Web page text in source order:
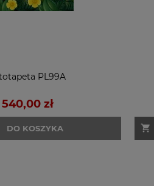
PL99A
540,00 zł
DO KOSZYKA